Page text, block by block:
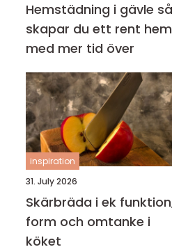
Hemstädning i gävle så
skapar du ett rent hem
med mer tid över
inspiration
31. July 2026
Skärbräda i ek funktion,
form och omtanke i
köket